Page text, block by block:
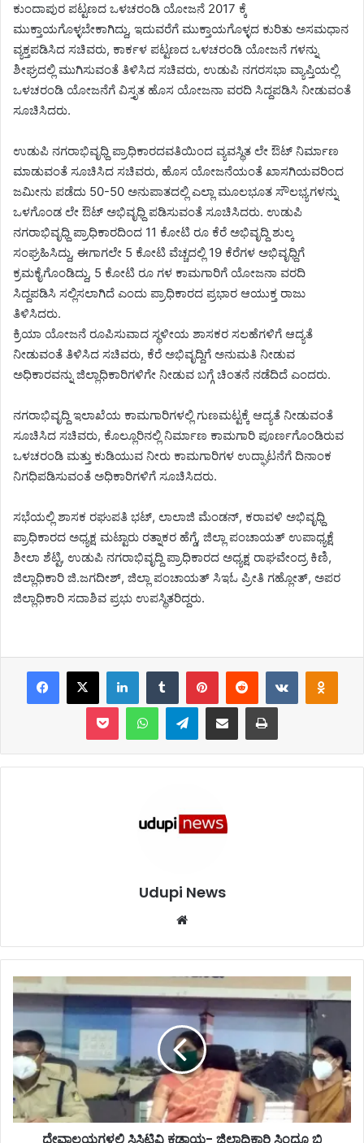
ಕುಂದಾಪುರ ಪಟ್ಟಣದ ಒಳಚರಂಡಿ ಯೋಜನೆ 2017 ಕ್ಕೆ
ಮುಕ್ತಾಯಗೊಳ್ಳಬೇಕಾಗಿದ್ದು, ಇದುವರೆಗೆ ಮುಕ್ತಾಯಗೊಳ್ಳದ ಕುರಿತು ಅಸಮಧಾನ
ವ್ಯಕ್ತಪಡಿಸಿದ ಸಚಿವರು, ಕಾರ್ಕಳ ಪಟ್ಟಣದ ಒಳಚರಂಡಿ ಯೋಜನೆ ಗಳನ್ನು
ಶೀಘ್ರದಲ್ಲಿ ಮುಗಿಸುವಂತೆ ತಿಳಿಸಿದ ಸಚಿವರು, ಉಡುಪಿ ನಗರಸಭಾ ವ್ಯಾಪ್ತಿಯಲ್ಲಿ
ಒಳಚರಂಡಿ ಯೋಜನೆಗೆ ವಿಸ್ತೃತ ಹೊಸ ಯೋಜನಾ ವರದಿ ಸಿದ್ದಪಡಿಸಿ ನೀಡುವಂತೆ
ಸೂಚಿಸಿದರು.
ಉಡುಪಿ ನಗರಾಭಿವೃಧ್ದಿ ಪ್ರಾಧಿಕಾರದವತಿಯಿಂದ ವ್ಯವಸ್ಥಿತ ಲೇ ಔಟ್ ನಿರ್ಮಾಣ
ಮಾಡುವಂತೆ ಸೂಚಿಸಿದ ಸಚಿವರು, ಹೊಸ ಯೋಜನೆಯಂತೆ ಖಾಸಗಿಯವರಿಂದ
ಜಮೀನು ಪಡೆದು 50-50 ಅನುಪಾತದಲ್ಲಿ ಎಲ್ಲಾ ಮೂಲಭೂತ ಸೌಲಭ್ಯಗಳನ್ನು
ಒಳಗೊಂಡ ಲೇ ಔಟ್ ಅಭಿವೃಧ್ದಿ ಪಡಿಸುವಂತೆ ಸೂಚಿಸಿದರು. ಉಡುಪಿ
ನಗರಾಭಿವೃಧ್ದಿ ಪ್ರಾಧಿಕಾರದಿಂದ 11 ಕೋಟಿ ರೂ ಕೆರೆ ಅಭಿವೃದ್ದಿ ಶುಲ್ಕ
ಸಂಘ್ರಹಿಸಿದ್ದು, ಈಗಾಗಲೇ 5 ಕೋಟಿ ವೆಚ್ಚದಲ್ಲಿ 19 ಕೆರೆಗಳ ಅಭಿವೃಧ್ದಿಗೆ
ಕ್ರಮಕೈಗೊಂಡಿದ್ದು, 5 ಕೋಟಿ ರೂ ಗಳ ಕಾಮಗಾರಿಗೆ ಯೋಜನಾ ವರದಿ
ಸಿದ್ದಪಡಿಸಿ ಸಲ್ಲಿಸಲಾಗಿದೆ ಎಂದು ಪ್ರಾಧಿಕಾರದ ಪ್ರಭಾರ ಆಯುಕ್ತ ರಾಜು
ತಿಳಿಸಿದರು.
ಕ್ರಿಯಾ ಯೋಜನೆ ರೂಪಿಸುವಾದ ಸ್ಥಳೀಯ ಶಾಸಕರ ಸಲಹೆಗಳಿಗೆ ಆದ್ಯತೆ
ನೀಡುವಂತೆ ತಿಳಿಸಿದ ಸಚಿವರು, ಕೆರೆ ಅಭಿವೃದ್ದಿಗೆ ಅನುಮತಿ ನೀಡುವ
ಅಧಿಕಾರವನ್ನು ಜಿಲ್ಲಾಧಿಕಾರಿಗಳಿಗೇ ನೀಡುವ ಬಗ್ಗೆ ಚಿಂತನೆ ನಡೆದಿದೆ ಎಂದರು.
ನಗರಾಭಿವೃದ್ದಿ ಇಲಾಖೆಯ ಕಾಮಗಾರಿಗಳಲ್ಲಿ ಗುಣಮಟ್ಟಕ್ಕೆ ಆದ್ಯತೆ ನೀಡುವಂತೆ
ಸೂಚಿಸಿದ ಸಚಿವರು, ಕೊಲ್ಲೂರಿನಲ್ಲಿ ನಿರ್ಮಾಣ ಕಾಮಗಾರಿ ಪೂರ್ಣಗೊಂಡಿರುವ
ಒಳಚರಂಡಿ ಮತ್ತು ಕುಡಿಯುವ ನೀರು ಕಾಮಗಾರಿಗಳ ಉದ್ಘಾಟನೆಗೆ ದಿನಾಂಕ
ನಿಗಧಿಪಡಿಸುವಂತೆ ಅಧಿಕಾರಿಗಳಿಗೆ ಸೂಚಿಸಿದರು.
ಸಭೆಯಲ್ಲಿ ಶಾಸಕ ರಘುಪತಿ ಭಟ್, ಲಾಲಾಜಿ ಮೆಂಡನ್, ಕರಾವಳಿ ಅಭಿವೃಧ್ದಿ
ಪ್ರಾಧಿಕಾರದ ಅಧ್ಯಕ್ಷ ಮಟ್ಟಾರು ರತ್ನಾಕರ ಹೆಗ್ಡೆ, ಜಿಲ್ಲಾ ಪಂಚಾಯತ್ ಉಪಾಧ್ಯಕ್ಷೆ
ಶೀಲಾ ಶೆಟ್ಟಿ, ಉಡುಪಿ ನಗರಾಭಿವೃದ್ದಿ ಪ್ರಾಧಿಕಾರದ ಅಧ್ಯಕ್ಷ ರಾಘವೇಂದ್ರ ಕಿಣಿ,
ಜಿಲ್ಲಾಧಿಕಾರಿ ಜಿ.ಜಗದೀಶ್, ಜಿಲ್ಲಾ ಪಂಚಾಯತ್ ಸಿಇಓ ಪ್ರೀತಿ ಗಹ್ಲೋತ್, ಅಪರ
ಜಿಲ್ಲಾಧಿಕಾರಿ ಸದಾಶಿವ ಪ್ರಭು ಉಪಸ್ಥಿತರಿದ್ದರು.
Facebook X LinkedIn Tumblr Pinterest Reddit VKontakte Odnoklassniki
Pocket WhatsApp Telegram Share via Email Print
Udupi News
te
ದೇ
ವಾ
ಯ
ಗ
ಳ
ಲ್
ಲಿ
ಸಿ